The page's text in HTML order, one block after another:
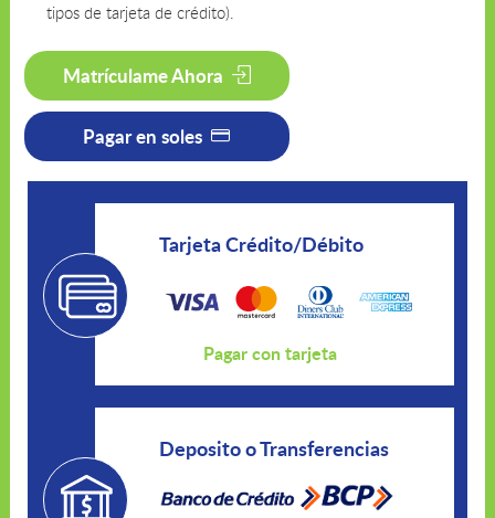
tipos de tarjeta de crédito).
Matrículame Ahora
Pagar en soles
Tarjeta Crédito/Débito
Pagar con tarjeta
Deposito o Transferencias